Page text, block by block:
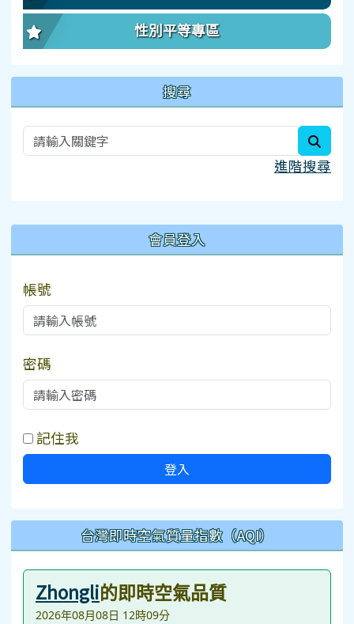
性別平等專區
搜尋
進階搜尋
會員登入
帳號
密碼
記住我
登入
台灣即時空氣質量指數（AQI）
Zhongli的即時空氣品質
2026年08月08日 12時09分